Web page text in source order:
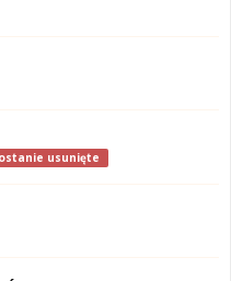
usunięte